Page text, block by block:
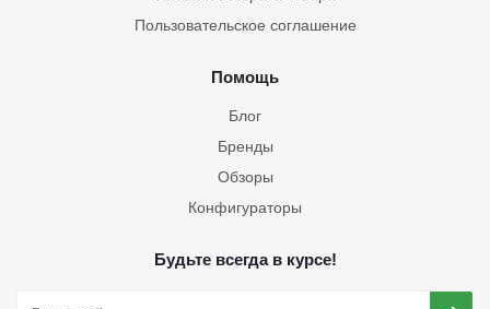
Пользовательское соглашение
Помощь
Блог
Бренды
Обзоры
Конфигураторы
Будьте всегда в курсе!